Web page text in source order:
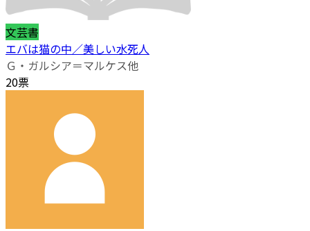
文芸書
エバは猫の中／美しい水死人
Ｇ・ガルシア＝マルケス他
20票